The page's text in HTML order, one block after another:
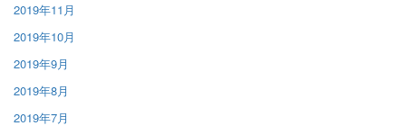
2019年11月
2019年10月
2019年9月
2019年8月
2019年7月